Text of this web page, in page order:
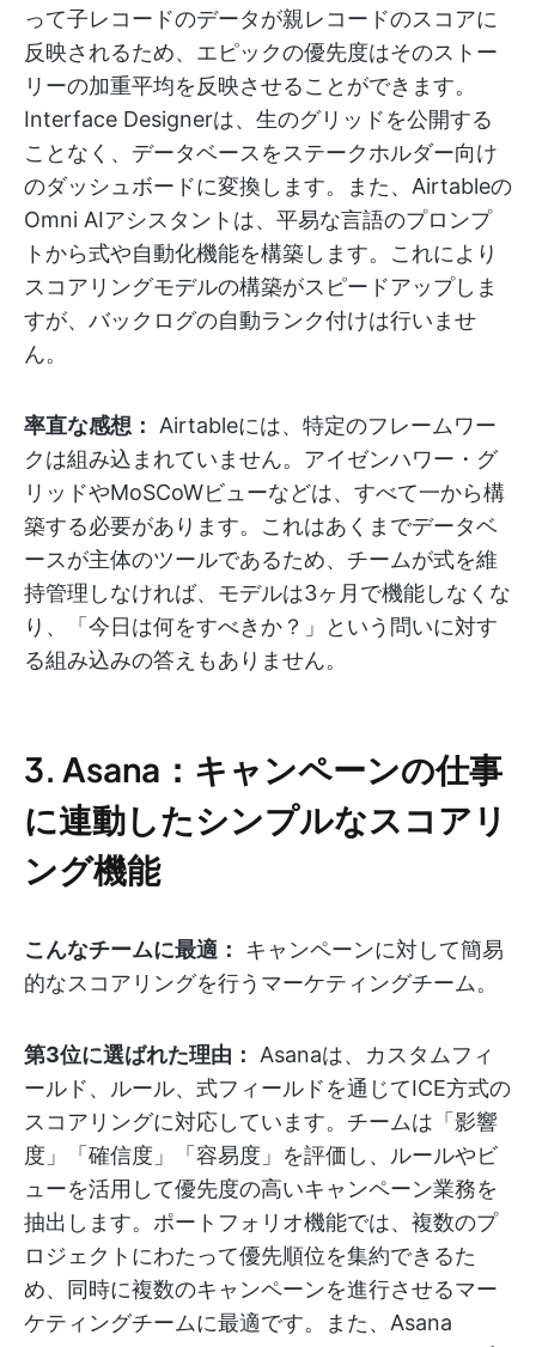
って子レコードのデータが親レコードのスコアに
反映されるため、エピックの優先度はそのストー
リーの加重平均を反映させることができます。
Interface Designerは、生のグリッドを公開する
ことなく、データベースをステークホルダー向け
のダッシュボードに変換します。また、Airtableの
Omni AIアシスタントは、平易な言語のプロンプ
トから式や自動化機能を構築します。これにより
スコアリングモデルの構築がスピードアップしま
すが、バックログの自動ランク付けは行いませ
ん。
率直な感想： Airtableには、特定のフレームワー
クは組み込まれていません。アイゼンハワー・グ
リッドやMoSCoWビューなどは、すべて一から構
築する必要があります。これはあくまでデータベ
ースが主体のツールであるため、チームが式を維
持管理しなければ、モデルは3ヶ月で機能しなくな
り、「今日は何をすべきか？」という問いに対す
る組み込みの答えもありません。
3. Asana：キャンペーンの仕事
に連動したシンプルなスコアリ
ング機能
こんなチームに最適：
キャンペーンに対して簡易
的なスコアリングを行うマーケティングチーム。
第3位に選ばれた理由： Asanaは、カスタムフィ
ールド、ルール、式フィールドを通じてICE方式の
スコアリングに対応しています。チームは「影響
度」「確信度」「容易度」を評価し、ルールやビ
ューを活用して優先度の高いキャンペーン業務を
抽出します。ポートフォリオ機能では、複数のプ
ロジェクトにわたって優先順位を集約できるた
め、同時に複数のキャンペーンを進行させるマー
ケティングチームに最適です。また、Asana